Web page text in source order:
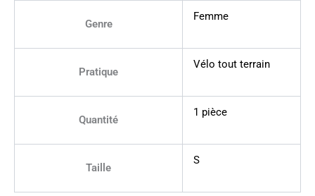
Genre
Femme
Pratique
Vélo tout terrain
Quantité
1 pièce
Taille
S